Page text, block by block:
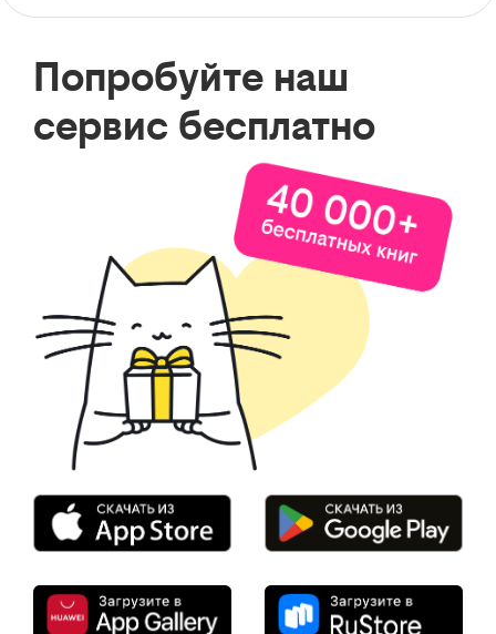
Попробуйте наш
сервис бесплатно